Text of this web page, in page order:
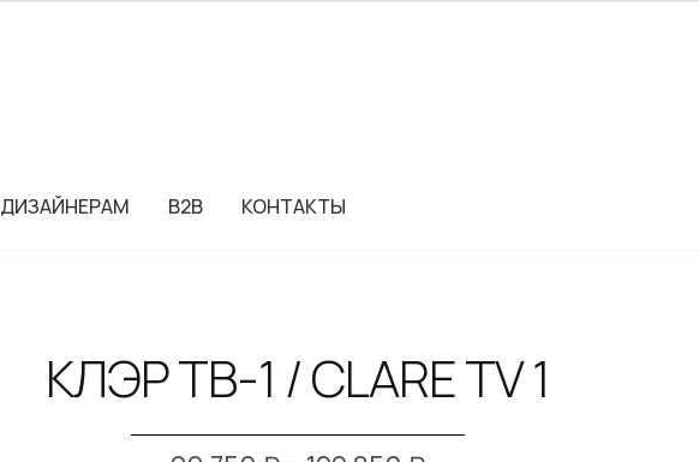
ДИЗАЙНЕРАМ B2B КОНТАКТЫ
КЛЭР ТВ-1 / CLARE TV 1